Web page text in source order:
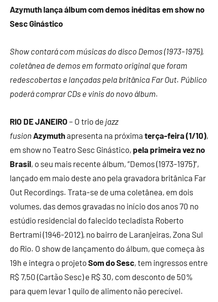
Azymuth lança álbum com demos inéditas em show no
Sesc Ginástico
Show contará com músicas do disco Demos (1973-1975),
coletânea de demos em formato original que foram
redescobertas e lançadas pela britânica Far Out. Público
poderá comprar CDs e vinis do novo álbum.
RIO DE JANEIRO – O trio de jazz
fusion Azymuthapresenta na próxima terça-feira (1/10),
em show no Teatro Sesc Ginástico, pela primeira vez no
Brasil, o seu mais recente álbum, “Demos (1973-1975)”,
lançado em maio deste ano pela gravadora britânica Far
Out Recordings. Trata-se de uma coletânea, em dois
volumes, das demos gravadas no início dos anos 70 no
estúdio residencial do falecido tecladista Roberto
Bertrami (1946-2012), no bairro de Laranjeiras, Zona Sul
do Rio. O show de lançamento do álbum, que começa às
19h e integra o projetoSom do Sesc, tem ingressos entre
R$ 7,50 (Cartão Sesc) e R$ 30, com desconto de 50%
para quem levar 1 quilo de alimento não perecível.